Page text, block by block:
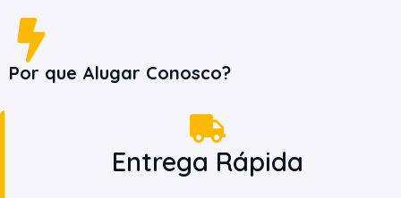
Por que Alugar Conosco?
Entrega Rápida